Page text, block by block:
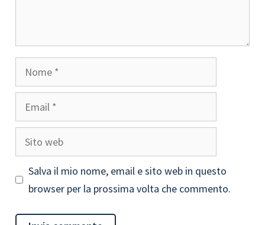
Nome
Email
Sito
web
Salva il mio nome, email e sito web in questo
browser per la prossima volta che commento.